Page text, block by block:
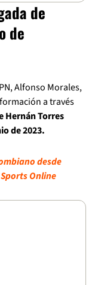
de
de
Alfonso Morales,
a través
Hernán Torres
de 2023.
desde
Online